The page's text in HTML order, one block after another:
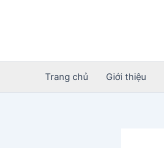
Trang chủ Giới thiệu